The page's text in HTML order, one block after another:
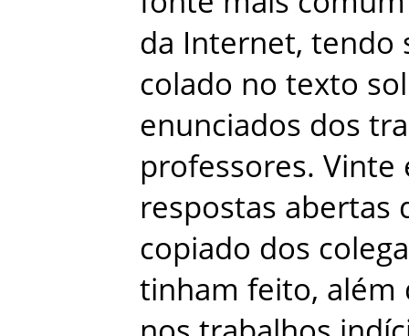
da Internet, tendo
colado no texto
enunciados dos
professores. Vinte
respostas abertas
copiado dos
tinham feito, além